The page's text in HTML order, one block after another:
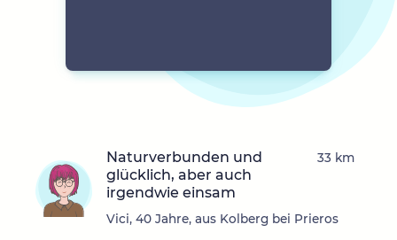
Naturverbunden und
glücklich, aber auch
irgendwie einsam
Vici, 40 Jahre, aus Kolberg bei Prieros
33 km